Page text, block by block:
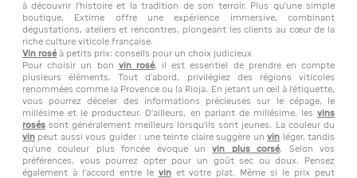
à découvrir l'histoire et la tradition de son terroir. Plus qu'une simple
boutique, Extime offre une expérience immersive, combinant
dégustations, ateliers et rencontres, plongeant les clients au cœur de la
riche culture viticole française.
Vin roséà petits prix: conseils pour un choix judicieux
Pour choisir un bon vin rosé, il est essentiel de prendre en compte
plusieurs éléments. Tout d'abord, privilégiez des régions viticoles
renommées comme la Provence ou la Rioja. En jetant un œil à l'étiquette,
vous pourrez déceler des informations précieuses sur le cépage, le
millésime et le producteur. D'ailleurs, en parlant de millésime, les vins
rosés sont généralement meilleurs lorsqu'ils sont jeunes. La couleur du
vin peut aussi vous guider : une teinte claire suggère unvin léger, tandis
qu'une couleur plus foncée évoque unvin plus corsé. Selon vos
préférences, vous pourrez opter pour un goût sec ou doux. Pensez
également à l'accord entre le vinet votre plat. Même si le prix peut